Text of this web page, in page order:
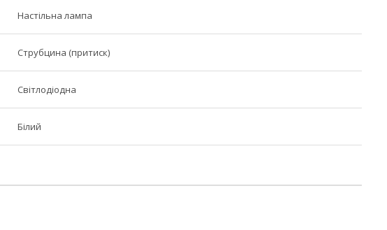
Настільна лампа
Струбцина (притиск)
Світлодіодна
Білий